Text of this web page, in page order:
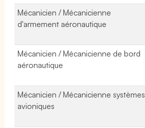
Mécanicien / Mécanicienne
d'armement aéronautique
Mécanicien / Mécanicienne de bord
aéronautique
Mécanicien / Mécanicienne systèmes
avioniques